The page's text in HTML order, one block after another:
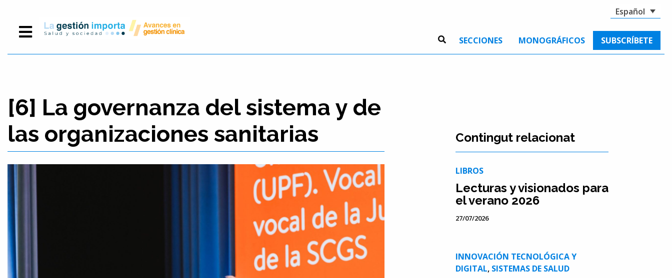
Español
SECCIONES MONOGRÁFICOS SUBSCRÍBETE
[6] La governanza del sistema y de
las organizaciones sanitarias
Contingut relacionat
LIBROS
Lecturas y visionados para
el verano 2026
27/07/2026
INNOVACIÓN TECNOLÓGICA Y
DIGITAL, SISTEMAS DE SALUD